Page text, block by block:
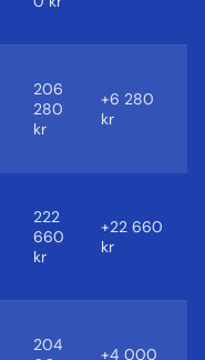
206
280
kr
+6 280
kr
222
660
kr
+22 660
kr
204
+4 000